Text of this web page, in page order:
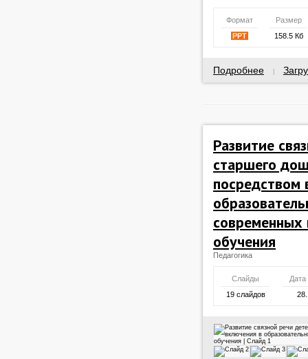
Формат
Размер
PPT
158.5 Кб
Подробнее
Развитие
старшего
посредством
обучения
Педагогика
Слайды
Дата
19 слайдов